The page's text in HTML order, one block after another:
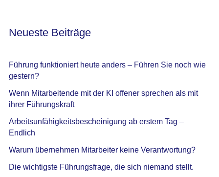
Neueste Beiträge
Führung funktioniert heute anders – Führen Sie noch wie
gestern?
Wenn Mitarbeitende mit der KI offener sprechen als mit
ihrer Führungskraft
Arbeitsunfähigkeitsbescheinigung ab erstem Tag –
Endlich
Warum übernehmen Mitarbeiter keine Verantwortung?
Die wichtigste Führungsfrage, die sich niemand stellt.